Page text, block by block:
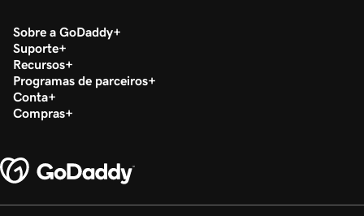
Sobre a GoDaddy
Suporte
Recursos
Programas de parceiros
Conta
Compras